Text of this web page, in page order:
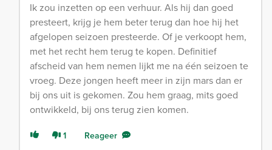
Ik zou inzetten op een verhuur. Als hij dan goed
presteert, krijg je hem beter terug dan hoe hij het
afgelopen seizoen presteerde. Of je verkoopt hem,
met het recht hem terug te kopen. Definitief
afscheid van hem nemen lijkt me na één seizoen te
vroeg. Deze jongen heeft meer in zijn mars dan er
bij ons uit is gekomen. Zou hem graag, mits goed
ontwikkeld, bij ons terug zien komen.
1 Reageer